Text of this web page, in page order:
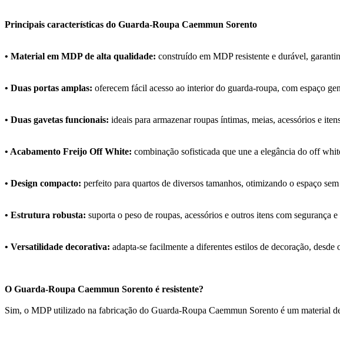
Principais características do Guarda-Roupa Caemmun Sorento
• Material em MDP de alta qualidade: construído em MDP resistente e durável,
• Duas portas amplas: oferecem fácil acesso ao interior do guarda-roupa, com espaço
• Duas gavetas funcionais: ideais para armazenar roupas íntimas, meias, acessórios e
• Acabamento Freijo Off White: combinação sofisticada que une a elegância do off
• Design compacto: perfeito para quartos de diversos tamanhos, otimizando o espaço
• Estrutura robusta: suporta o peso de roupas, acessórios e outros itens com segurança
• Versatilidade decorativa: adapta-se facilmente a diferentes estilos de decoração, desde
O Guarda-Roupa Caemmun Sorento é resistente?
Sim, o MDP utilizado na fabricação do Guarda-Roupa Caemmun Sorento é um material